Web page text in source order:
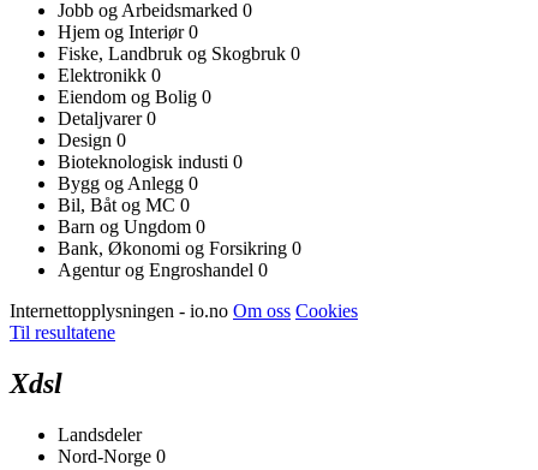
Jobb og Arbeidsmarked 0
Hjem og Interiør0
Fiske, Landbruk og Skogbruk 0
Elektronikk 0
Eiendom og Bolig 0
Detaljvarer0
Design 0
Bioteknologisk industi 0
Bygg og Anlegg 0
Bil, Båt og MC 0
Barn og Ungdom 0
Bank, Økonomi og Forsikring 0
Agentur og Engroshandel 0
Internettopplysningen - io.no Om oss Cookies
Til resultatene
Xdsl
Landsdeler
Nord-Norge 0